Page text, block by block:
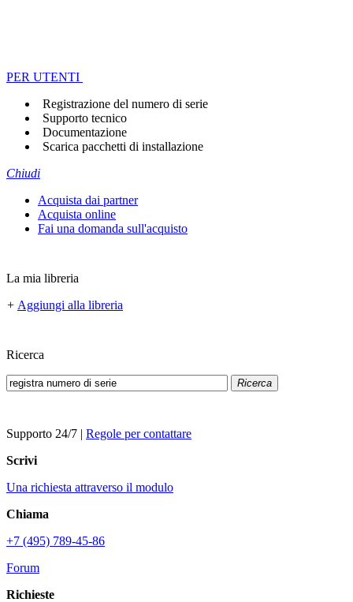
PER UTENTI
Registrazione del numero di serie
Supporto tecnico
Documentazione
Scarica pacchetti di installazione
Chiudi
Acquista dai partner
Acquista online
Fai una domanda sull'acquisto
La mia libreria
+ Aggiungi alla libreria
Ricerca
Ricerca
Supporto 24/7 | Regole per contattare
Scrivi
Una richiesta attraverso il modulo
Chiama
+7 (495) 789-45-86
Forum
Richieste